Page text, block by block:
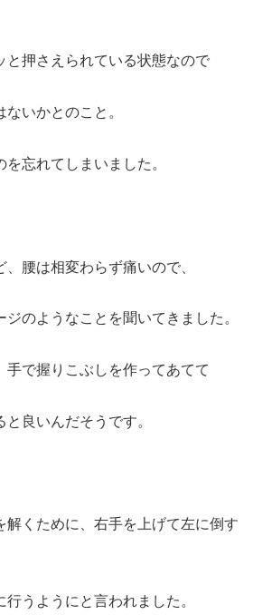
と押さえられている状態なので
いかとのこと。
忘れてしまいました。
腰は相変わらず痛いので、
のようなことを聞いてきました。
手で握りこぶしを作ってあてて
良いんだそうです。
解くために、右手を上げて左に倒す
うようにと言われました。